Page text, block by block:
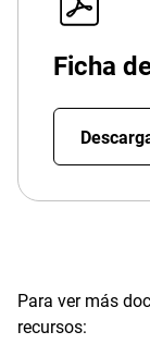
Ficha
Para ver más
recursos: